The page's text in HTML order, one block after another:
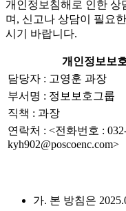
개인정보침해로 인한 상
며, 신고나 상담이 필요
시기 바랍니다.
개인정보보
담당자 : 고영훈 과장
부서명 : 정보보호그룹
직책 : 과장
연락처 : <전화번호 :
kyh902@poscoenc.com>
가. 본 방침은